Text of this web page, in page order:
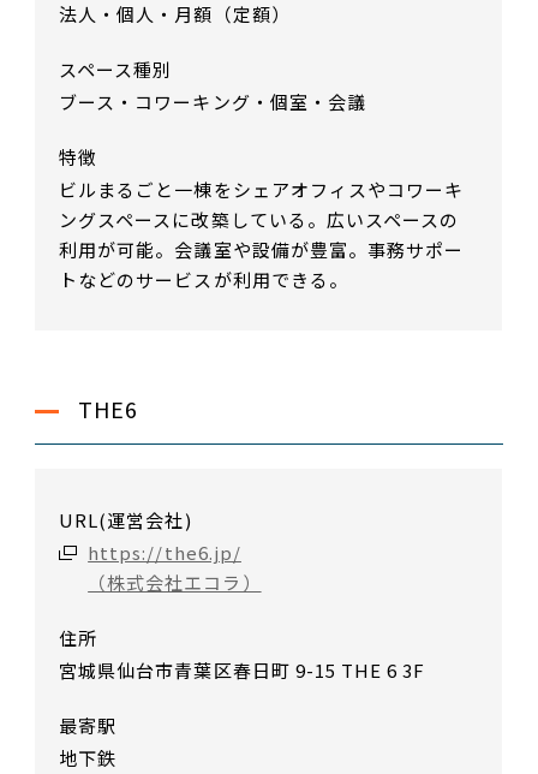
法人・個人・月額（定額）
スペース種別
ブース・コワーキング・個室・会議
特徴
ビルまるごと一棟をシェアオフィスやコワーキ
ングスペースに改築している。広いスペースの
利用が可能。会議室や設備が豊富。事務サポー
トなどのサービスが利用できる。
THE6
URL(運営会社)
https://the6.jp/
（株式会社エコラ）
住所
宮城県仙台市青葉区春日町 9-15 THE 6 3F
最寄駅
地下鉄